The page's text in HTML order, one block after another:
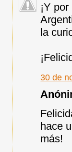
¡Y
la
30 de
hace
más!